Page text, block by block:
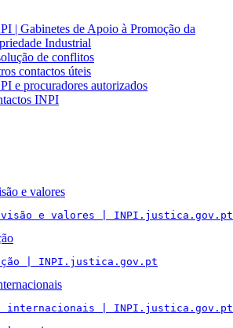
| Gabinetes de Apoio à Promoção da
Industrial
de conflitos
contactos úteis
e procuradores autorizados
INPI
e valores
visão e valores | INPI.justica.gov.pt
| INPI.justica.gov.pt
internacionais | INPI.justica.gov.pt